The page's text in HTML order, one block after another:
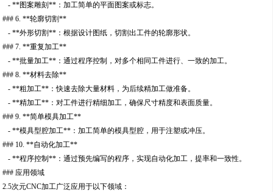
- **图案雕刻**：加工简单的平面图案或标志。
### 6. **轮廓切割**
- **外形切割**：根据设计图纸，切割出工件的轮廓形状。
### 7. **重复加工**
- **批量加工**：通过程序控制，对多个相同工件进行、一致的加工。
### 8. **材料去除**
- **粗加工**：快速去除大量材料，为后续精加工做准备。
- **精加工**：对工件进行精细加工，确保尺寸精度和表面质量。
### 9. **简单模具加工**
- **模具型腔加工**：加工简单的模具型腔，用于注塑或冲压。
### 10. **自动化加工**
- **程序控制**：通过预先编写的程序，实现自动化加工，提率和一致性。
### 应用领域
2.5次元CNC加工广泛应用于以下领域：